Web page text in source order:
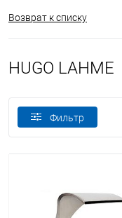
Возврат к списку
HUGO LAHME
Фильтр